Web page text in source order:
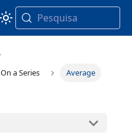
Pesquisa
On a Series Average